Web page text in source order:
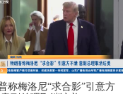
称梅洛尼“求合影”引意方